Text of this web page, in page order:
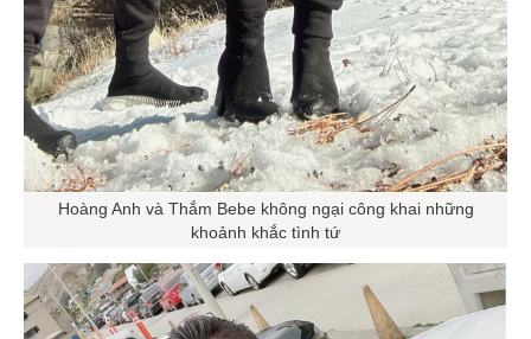
Hoàng Anh và Thắm Bebe không ngại công khai những
khoảnh khắc tình tứ